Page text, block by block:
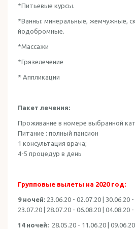
*Питьевые курсы.
*Ванны: минеральные, жемчужные,
йодобромные.
*Массажи
*Грязелечение
* Аппликации
Пакет лечения:
Проживание в номере выбранной
Питание : полный пансион
1 консультация врача;
4-5 процедур в день
Групповые вылеты на 2020 год:
9 ночей: 23.06.20 - 02.07.20 | 30.06.20
23.07.20 | 28.07.20 - 06.08.20 | 04.08.20 -
14 ночей: 28.05.20 - 11.06.20 |